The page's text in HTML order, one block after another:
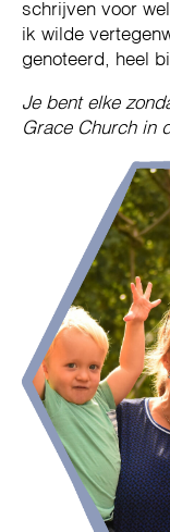
schrijven voor
ik wilde
genoteerd, heel
Je bent elke
Grace Church in